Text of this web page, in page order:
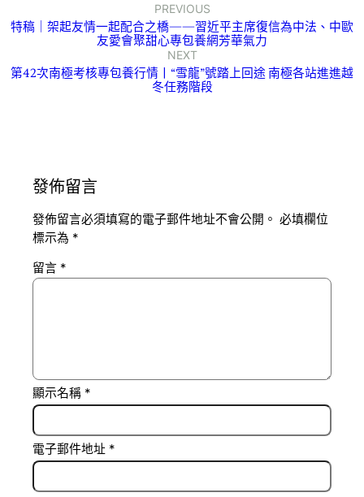
PREVIOUS
特稿｜架起友情一起配合之橋——習近平主席復信為中法、中歐
友愛會聚甜心專包養網芳華氣力
NEXT
第42次南極考核專包養行情丨“雪龍”號踏上回途 南極各站進進越
冬任務階段
發佈留言
發佈留言必須填寫的電子郵件地址不會公開。 必填欄位
標示為 *
留言 *
顯示名稱 *
電子郵件地址 *